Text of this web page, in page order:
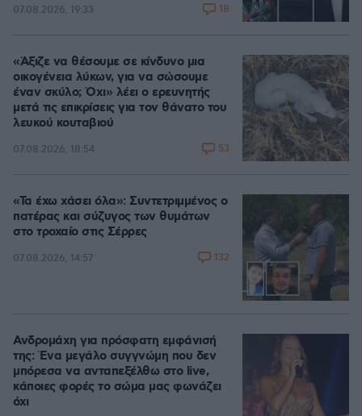
07.08.2026, 19:33 18
«Άξιζε να θέσουμε σε κίνδυνο μια
οικογένεια λύκων, για να σώσουμε
έναν σκύλο; Όχι» λέει ο ερευνητής
μετά τις επικρίσεις για τον θάνατο του
λευκού κουταβιού
07.08.2026, 18:54 53
«Τα έχω χάσει όλα»: Συντετριμμένος ο
πατέρας και σύζυγος των θυμάτων
στο τροχαίο στις Σέρρες
07.08.2026, 14:57 132
Ανδρομάχη για πρόσφατη εμφάνισή
της: Ένα μεγάλο συγγνώμη που δεν
μπόρεσα να ανταπεξέλθω στο live,
κάποιες φορές το σώμα μας φωνάζει
όχι